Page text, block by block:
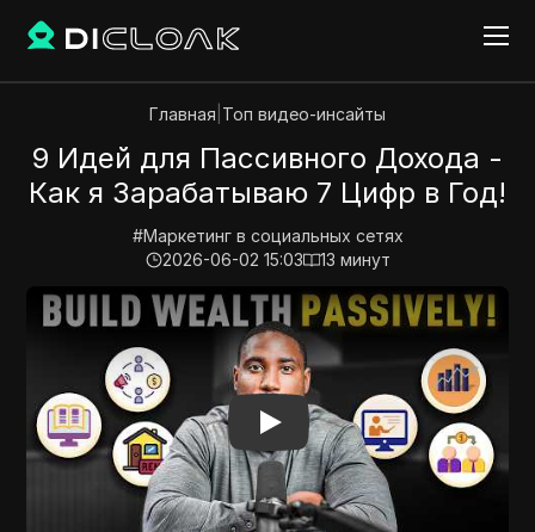
Главная Топ видео-инсайты
9 Идей для Пассивного Дохода -
Как я Зарабатываю 7 Цифр в Год!
#Маркетинг в социальных сетях
2026-06-02 15:03
13 минут
Play Video:9 Идей для Пассивного Дохода - Как я